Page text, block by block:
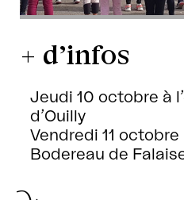
+ d’infos
Jeudi 10 octobre à
d’Ouilly
Vendredi 11 octobre
Bodereau de